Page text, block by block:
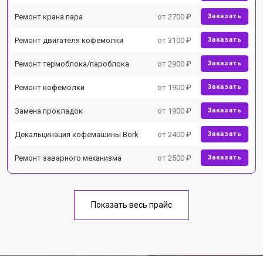
Ремонт крана пара от 2700 ₽ Заказать
Ремонт двигателя кофемолки от 3100 ₽ Заказать
Ремонт термоблока/пароблока от 2900 ₽ Заказать
Ремонт кофемолки от 1900 ₽ Заказать
Замена прокладок от 1900 ₽ Заказать
Декальцинация кофемашины Bork от 2400 ₽ Заказать
Ремонт заварного механизма от 2500 ₽ Заказать
Показать весь прайс